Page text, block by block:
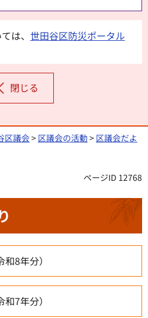
は、 世田谷区防災ポータル
閉じる
区議会> 区議会の活動> 区議会だよ
ページID 12768
8年分）
7年分）